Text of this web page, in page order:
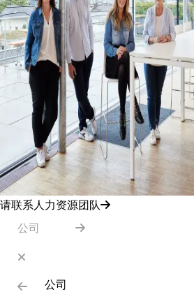
请联系人力资源团队
公司
公司